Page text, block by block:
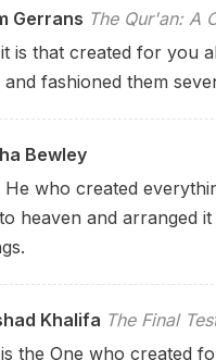
Gerrans The Qur'an: A
is that created for you
and fashioned them
Bewley
He who created
heaven and arranged
Khalifa The Final
the One who created